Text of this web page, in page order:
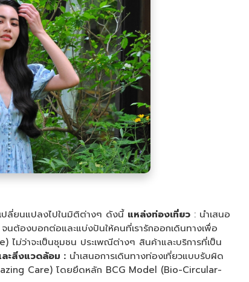
เปลี่ยนแปลงไปในมิติต่างๆ ดังนี้ แหล่งท่องเที่ยว : นำเสนอ
ต้องบอกต่อและแบ่งปันให้คนที่เรารักออกเดินทางเพื่อ
ม่ว่าจะเป็นชุมชน ประเพณีต่างๆ สินค้าและบริการที่เป็น
ะสิ่งแวดล้อม : นำเสนอการเดินทางท่องเที่ยวแบบรับผิด
Care) โดยยึดหลัก BCG Model (Bio-Circular-